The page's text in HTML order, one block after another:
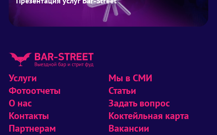
Услуги
Фотоотчеты
О нас
Контакты
Партнерам
Мы в СМИ
Статьи
Задать вопрос
Коктейльная карта
Вакансии